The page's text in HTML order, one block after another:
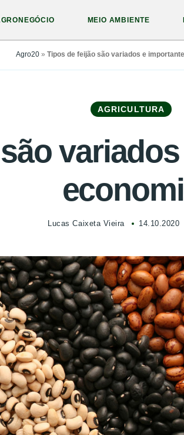
MEIO AMBIENTE
Agro20 » Tipos de feijão são variados e
AGRICULTURA
Lucas Caixeta Vieira 14.10.2020